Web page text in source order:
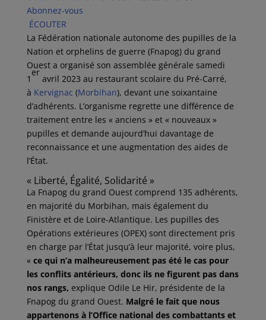
Abonnez-vous
ÉCOUTER
La Fédération nationale autonome des pupilles de la
Nation et orphelins de guerre (Fnapog) du grand
Ouest a organisé son assemblée générale samedi
1
er
avril 2023 au restaurant scolaire du Pré-Carré,
à Kervignac (Morbihan), devant une soixantaine
d’adhérents. L’organisme regrette une différence de
traitement entre les « anciens » et « nouveaux »
pupilles et demande aujourd’hui davantage de
reconnaissance et une augmentation des aides de
l’État.
« Liberté, Égalité, Solidarité »
La Fnapog du grand Ouest comprend 135 adhérents,
en majorité du Morbihan, mais également du
Finistère et de Loire-Atlantique. Les pupilles des
Opérations extérieures (OPEX) sont directement pris
en charge par l’État jusqu’à leur majorité, voire plus,
« ce qui n’a malheureusement pas été le cas pour
les conflits antérieurs, donc ils ne figurent pas dans
nos rangs​, explique Odile Le Hir, présidente de la
Fnapog du grand Ouest. Malgré le fait que nous
appartenons à l’Office national des combattants et